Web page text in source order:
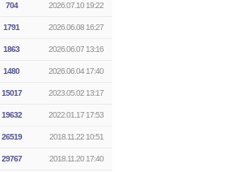
704 2026.07.10 19:22
1791 2026.06.08 16:27
1863 2026.06.07 13:16
1480 2026.06.04 17:40
15017 2023.05.02 13:17
19632 2022.01.17 17:53
26519 2018.11.22 10:51
29767 2018.11.20 17:40